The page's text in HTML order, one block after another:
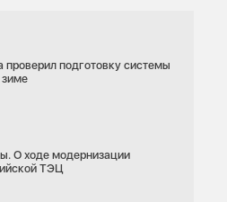
проверил подготовку системы
О ходе модернизации
ТЭЦ